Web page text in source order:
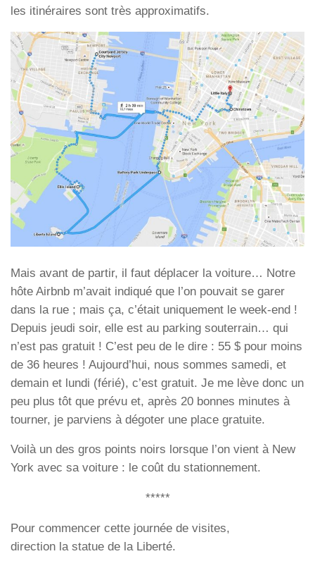
les itinéraires sont très approximatifs.
Mais avant de partir, il faut déplacer la voiture… Notre
hôte Airbnb m’avait indiqué que l’on pouvait se garer
dans la rue ; mais ça, c’était uniquement le week-end !
Depuis jeudi soir, elle est au parking souterrain… qui
n’est pas gratuit ! C’est peu de le dire : 55 $ pour moins
de 36 heures ! Aujourd’hui, nous sommes samedi, et
demain et lundi (férié), c’est gratuit. Je me lève donc un
peu plus tôt que prévu et, après 20 bonnes minutes à
tourner, je parviens à dégoter une place gratuite.
Voilà un des gros points noirs lorsque l’on vient à New
York avec sa voiture : le coût du stationnement.
*****
Pour commencer cette journée de visites,
direction la statue de la Liberté.